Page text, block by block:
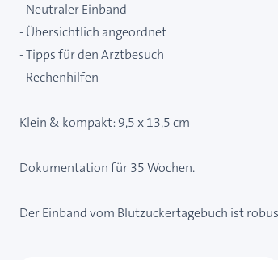
- Neutraler Einband
- Übersichtlich angeordnet
- Tipps für den Arztbesuch
- Rechenhilfen
Klein & kompakt: 9,5 x 13,5 cm
Dokumentation für 35 Wochen.
Der Einband vom Blutzuckertagebuch ist